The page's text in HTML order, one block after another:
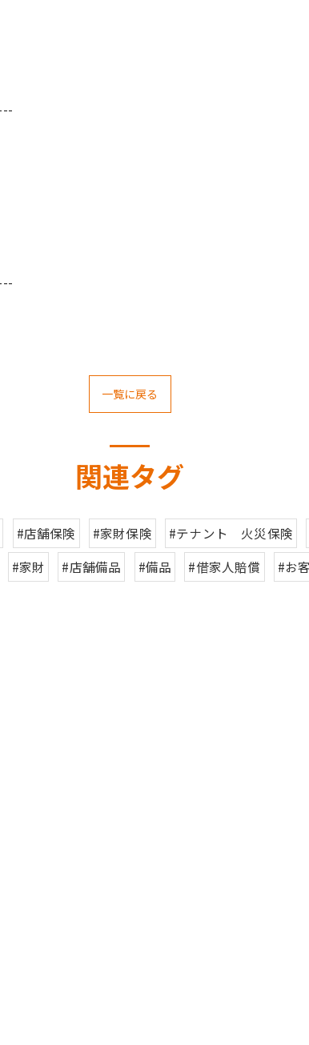
一覧に戻る
関連タグ
#店舗保険 #家財保険 #テナント 火災保険
#家財 #店舗備品 #備品 #借家人賠償 #お